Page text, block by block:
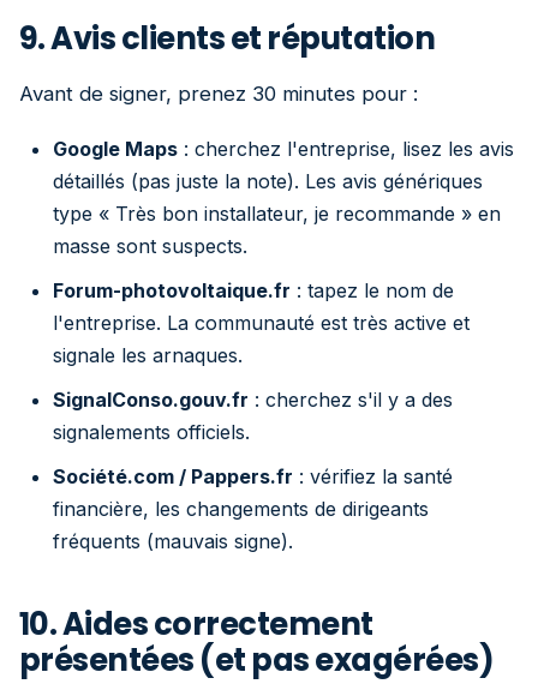
9. Avis clients et réputation
Avant de signer, prenez 30 minutes pour :
Google Maps : cherchez l'entreprise, lisez les avis
détaillés (pas juste la note). Les avis génériques
type « Très bon installateur, je recommande » en
masse sont suspects.
Forum-photovoltaique.fr : tapez le nom de
l'entreprise. La communauté est très active et
signale les arnaques.
SignalConso.gouv.fr : cherchez s'il y a des
signalements officiels.
Société.com / Pappers.fr : vérifiez la santé
financière, les changements de dirigeants
fréquents (mauvais signe).
10. Aides correctement
présentées (et pas exagérées)